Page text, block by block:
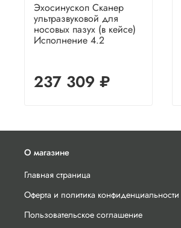
Эхосинускоп Сканер
ультразвуковой для
носовых пазух (в кейсе)
Исполнение 4.2
237 309 ₽
О магазине
Главная страница
Оферта и политика конфиденциальности
Пользовательское соглашение